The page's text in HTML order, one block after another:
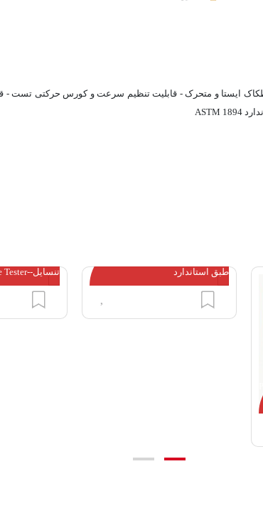
طبق استاندارد
تنسایل--Universal Tensile Tester